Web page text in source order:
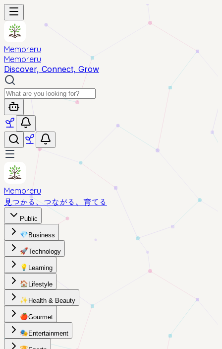
Memoreru
Memoreru
Discover, Connect, Grow
Memoreru
見つかる、つながる、育てる
Public
💎 Business
🚀Technology
💡 Learning
🏠 Lifestyle
✨ Health & Beauty
🍎Gourmet
🎭 Entertainment